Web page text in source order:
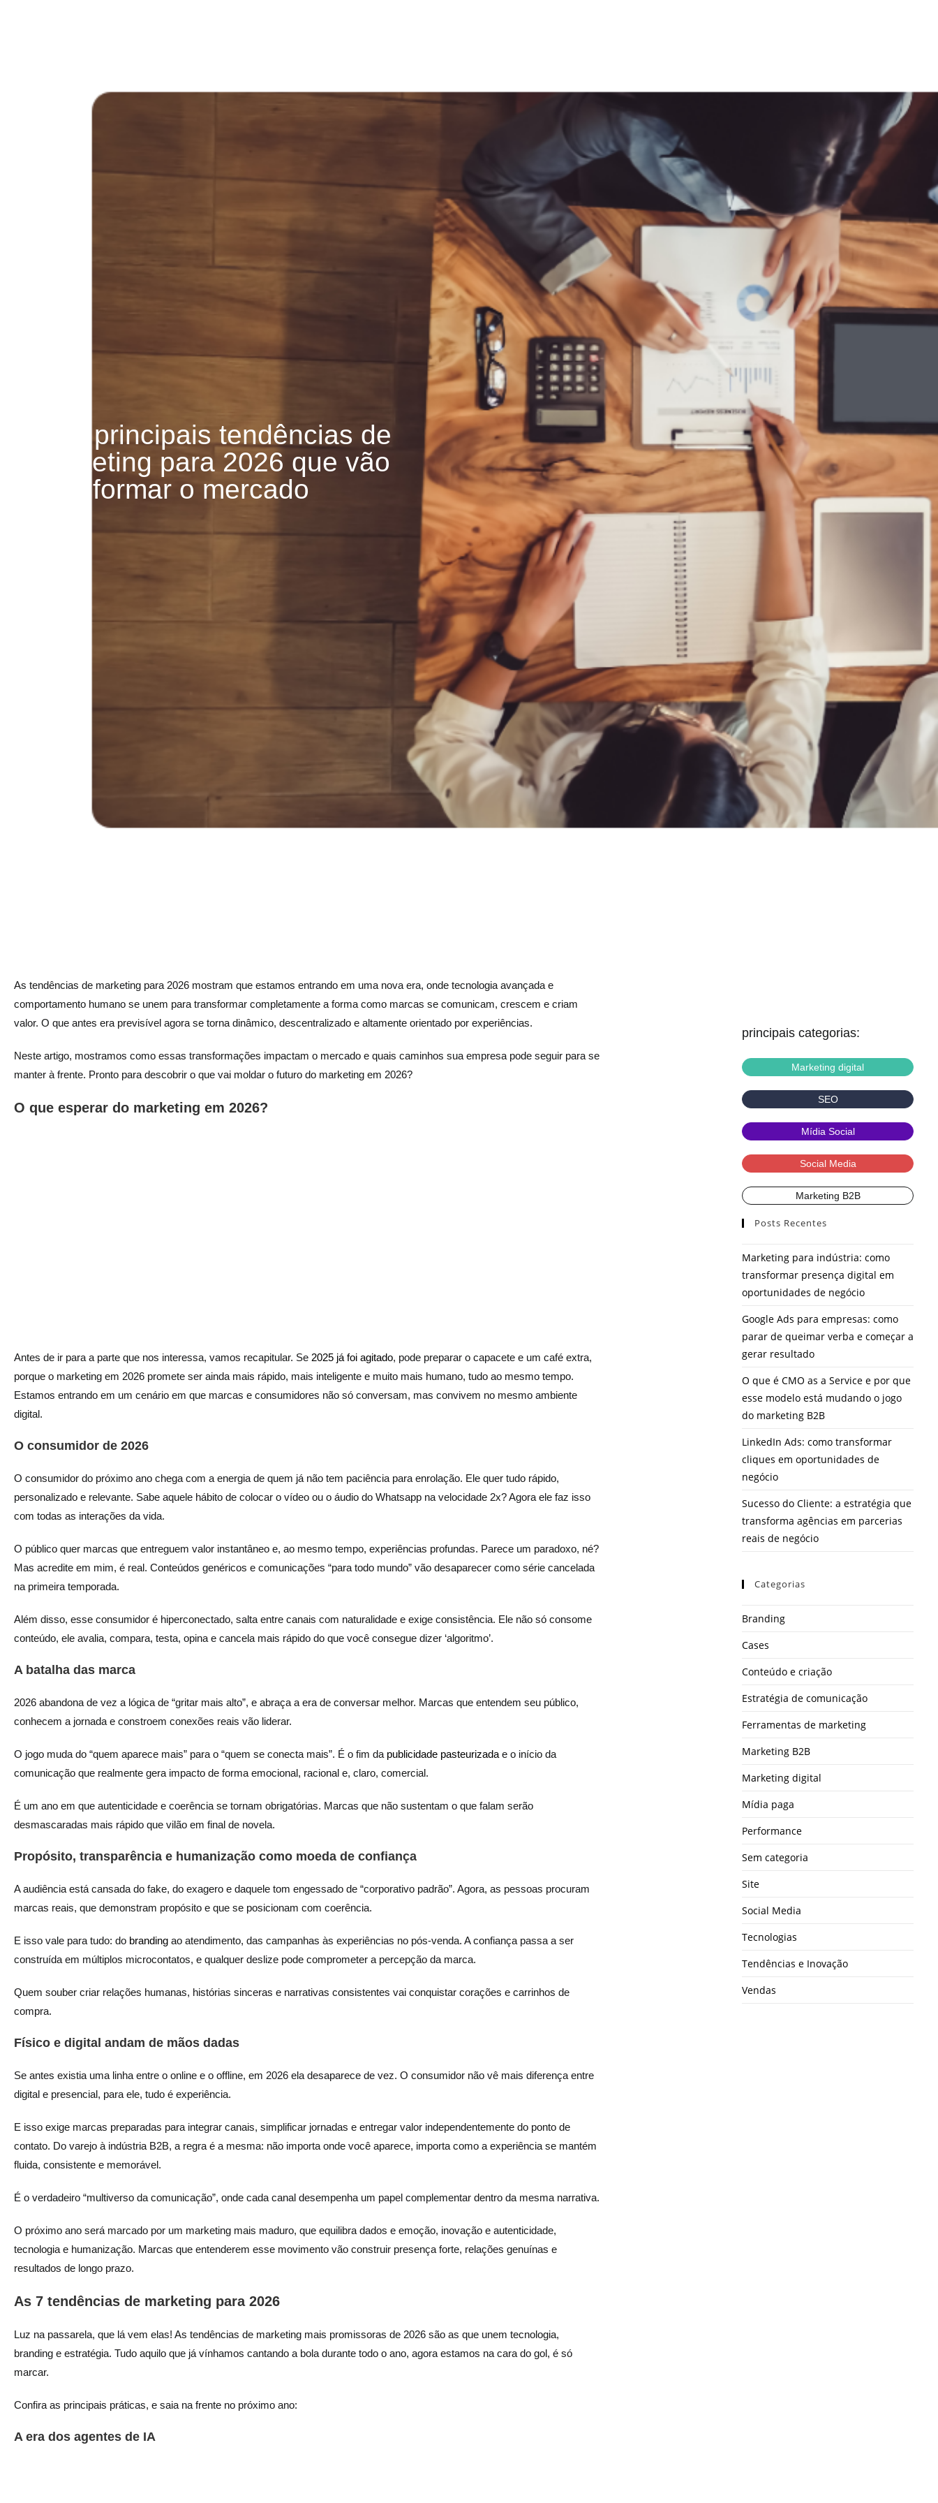
As 7 principais tendências de
marketing para 2026 que vão
transformar o mercado
As tendências de marketing para 2026 mostram que estamos entrando em uma nova era, onde tecnologia avançada e
comportamento humano se unem para transformar completamente a forma como marcas se comunicam, crescem e criam
valor. O que antes era previsível agora se torna dinâmico, descentralizado e altamente orientado por experiências.
Neste artigo, mostramos como essas transformações impactam o mercado e quais caminhos sua empresa pode seguir para se
manter à frente. Pronto para descobrir o que vai moldar o futuro do marketing em 2026?
O que esperar do marketing em 2026?
Antes de ir para a parte que nos interessa, vamos recapitular. Se 2025 já foi agitado, pode preparar o capacete e um café extra,
porque o marketing em 2026 promete ser ainda mais rápido, mais inteligente e muito mais humano, tudo ao mesmo tempo.
Estamos entrando em um cenário em que marcas e consumidores não só conversam, mas convivem no mesmo ambiente
digital.
O consumidor de 2026
O consumidor do próximo ano chega com a energia de quem já não tem paciência para enrolação. Ele quer tudo rápido,
personalizado e relevante. Sabe aquele hábito de colocar o vídeo ou o áudio do Whatsapp na velocidade 2x? Agora ele faz isso
com todas as interações da vida.
O público quer marcas que entreguem valor instantâneo e, ao mesmo tempo, experiências profundas. Parece um paradoxo, né?
Mas acredite em mim, é real. Conteúdos genéricos e comunicações “para todo mundo” vão desaparecer como série cancelada
na primeira temporada.
Além disso, esse consumidor é hiperconectado, salta entre canais com naturalidade e exige consistência. Ele não só consome
conteúdo, ele avalia, compara, testa, opina e cancela mais rápido do que você consegue dizer ‘algoritmo’.
A batalha das marca
2026 abandona de vez a lógica de “gritar mais alto”, e abraça a era de conversar melhor. Marcas que entendem seu público,
conhecem a jornada e constroem conexões reais vão liderar.
O jogo muda do “quem aparece mais” para o “quem se conecta mais”. É o fim da publicidade pasteurizada e o início da
comunicação que realmente gera impacto de forma emocional, racional e, claro, comercial.
É um ano em que autenticidade e coerência se tornam obrigatórias. Marcas que não sustentam o que falam serão
desmascaradas mais rápido que vilão em final de novela.
Propósito, transparência e humanização como moeda de confiança
A audiência está cansada do fake, do exagero e daquele tom engessado de “corporativo padrão”. Agora, as pessoas procuram
marcas reais, que demonstram propósito e que se posicionam com coerência.
E isso vale para tudo: do branding ao atendimento, das campanhas às experiências no pós-venda. A confiança passa a ser
construída em múltiplos microcontatos, e qualquer deslize pode comprometer a percepção da marca.
Quem souber criar relações humanas, histórias sinceras e narrativas consistentes vai conquistar corações e carrinhos de
compra.
Físico e digital andam de mãos dadas
Se antes existia uma linha entre o online e o offline, em 2026 ela desaparece de vez. O consumidor não vê mais diferença entre
digital e presencial, para ele, tudo é experiência.
E isso exige marcas preparadas para integrar canais, simplificar jornadas e entregar valor independentemente do ponto de
contato. Do varejo à indústria B2B, a regra é a mesma: não importa onde você aparece, importa como a experiência se mantém
fluida, consistente e memorável.
É o verdadeiro “multiverso da comunicação”, onde cada canal desempenha um papel complementar dentro da mesma narrativa.
O próximo ano será marcado por um marketing mais maduro, que equilibra dados e emoção, inovação e autenticidade,
tecnologia e humanização. Marcas que entenderem esse movimento vão construir presença forte, relações genuínas e
resultados de longo prazo.
As 7 tendências de marketing para 2026
Luz na passarela, que lá vem elas! As tendências de marketing mais promissoras de 2026 são as que unem tecnologia,
branding e estratégia. Tudo aquilo que já vínhamos cantando a bola durante todo o ano, agora estamos na cara do gol, é só
marcar.
Confira as principais práticas, e saia na frente no próximo ano:
A era dos agentes de IA
principais categorias:
Marketing digital
SEO
Mídia Social
Social Media
Marketing B2B
Posts Recentes
Marketing para indústria: como
transformar presença digital em
oportunidades de negócio
Google Ads para empresas: como
parar de queimar verba e começar a
gerar resultado
O que é CMO as a Service e por que
esse modelo está mudando o jogo
do marketing B2B
LinkedIn Ads: como transformar
cliques em oportunidades de
negócio
Sucesso do Cliente: a estratégia que
transforma agências em parcerias
reais de negócio
Categorias
Branding
Cases
Conteúdo e criação
Estratégia de comunicação
Ferramentas de marketing
Marketing B2B
Marketing digital
Mídia paga
Performance
Sem categoria
Site
Social Media
Tecnologias
Tendências e Inovação
Vendas